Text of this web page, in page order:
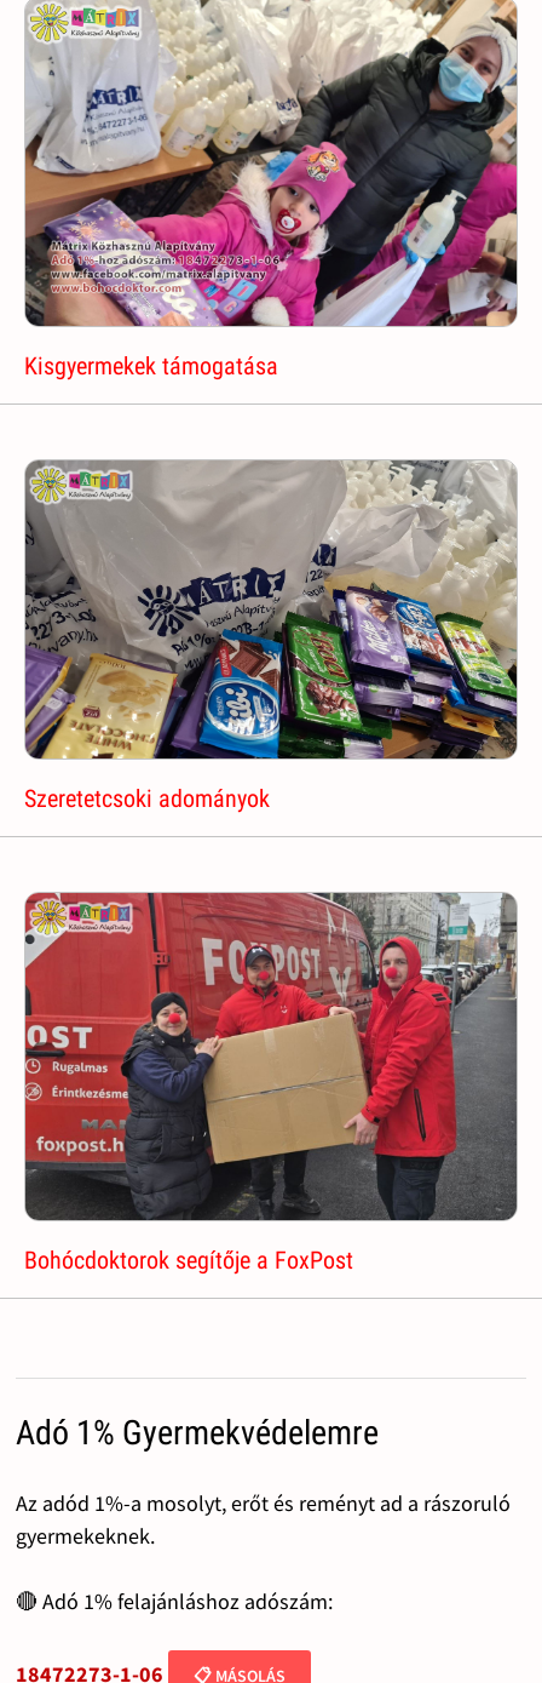
Kisgyermekek támogatása
Szeretetcsoki adományok
Bohócdoktorok segítője a FoxPost
Adó 1% Gyermekvédelemre
Az adód 1%-a mosolyt, erőt és reményt ad a rászoruló
gyermekeknek.
🔴 Adó 1% felajánláshoz adószám:
18472273-1-06 📋 MÁSOLÁS